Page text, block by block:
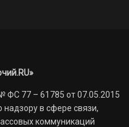
77 – 61785 от 07.05.2015
в сфере связи,
коммуникаций